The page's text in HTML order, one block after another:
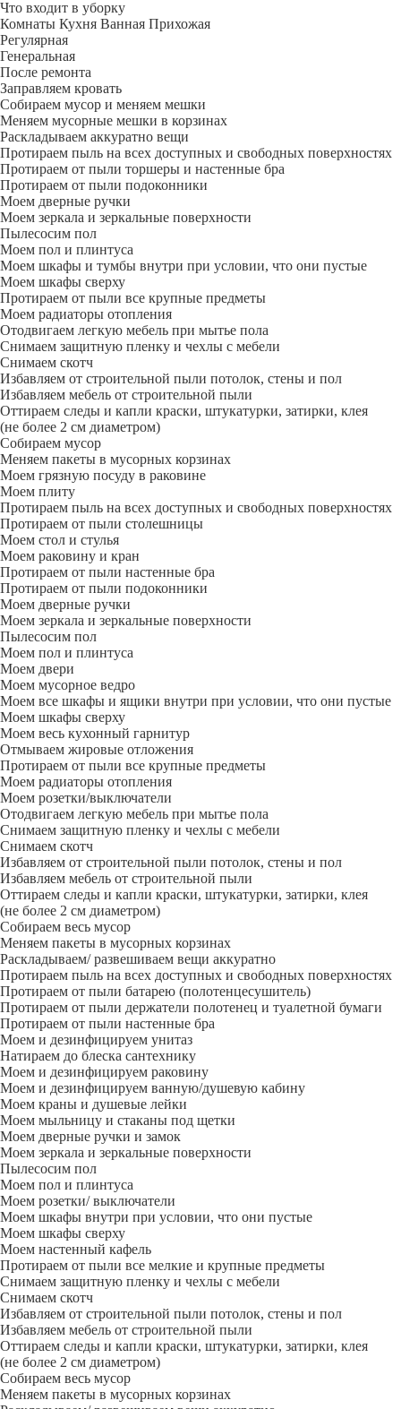
Что входит в уборку
Регу­лярная
Гене­ральная
После ремонта
Заправляем кровать
Собираем мусор и меняем мешки
Меняем мусорные мешки в корзинах
Раскладываем аккуратно вещи
Протираем пыль на всех доступных и свободных поверхностях
Протираем от пыли торшеры и настенные бра
Протираем от пыли подоконники
Моем дверные ручки
Моем зеркала и зеркальные поверхности
Пылесосим пол
Моем пол и плинтуса
Моем шкафы и тумбы внутри при условии, что они пустые
Моем шкафы сверху
Протираем от пыли все крупные предметы
Моем радиаторы отопления
Отодвигаем легкую мебель при мытье пола
Снимаем защитную пленку и чехлы с мебели
Снимаем скотч
Избавляем от строительной пыли потолок, стены и пол
Избавляем мебель от строительной пыли
Оттираем следы и капли краски, штукатурки, затирки, клея
(не более 2 см диаметром)
Собираем мусор
Меняем пакеты в мусорных корзинах
Моем грязную посуду в раковине
Моем плиту
Протираем пыль на всех доступных и свободных поверхностях
Протираем от пыли столешницы
Моем стол и стулья
Моем раковину и кран
Протираем от пыли настенные бра
Протираем от пыли подоконники
Моем дверные ручки
Моем зеркала и зеркальные поверхности
Пылесосим пол
Моем пол и плинтуса
Моем двери
Моем мусорное ведро
Моем все шкафы и ящики внутри при условии, что они пустые
Моем шкафы сверху
Моем весь кухонный гарнитур
Отмываем жировые отложения
Протираем от пыли все крупные предметы
Моем радиаторы отопления
Моем розетки/выключатели
Отодвигаем легкую мебель при мытье пола
Снимаем защитную пленку и чехлы с мебели
Снимаем скотч
Избавляем от строительной пыли потолок, стены и пол
Избавляем мебель от строительной пыли
Оттираем следы и капли краски, штукатурки, затирки, клея
(не более 2 см диаметром)
Собираем весь мусор
Меняем пакеты в мусорных корзинах
Раскладываем/ развешиваем вещи аккуратно
Протираем пыль на всех доступных и свободных поверхностях
Протираем от пыли батарею (полотенцесушитель)
Протираем от пыли держатели полотенец и туалетной бумаги
Протираем от пыли настенные бра
Моем и дезинфицируем унитаз
Натираем до блеска сантехнику
Моем и дезинфицируем раковину
Моем и дезинфицируем ванную/душевую кабину
Моем краны и душевые лейки
Моем мыльницу и стаканы под щетки
Моем дверные ручки и замок
Моем зеркала и зеркальные поверхности
Пылесосим пол
Моем пол и плинтуса
Моем розетки/ выключатели
Моем шкафы внутри при условии, что они пустые
Моем шкафы сверху
Моем настенный кафель
Протираем от пыли все мелкие и крупные предметы
Снимаем защитную пленку и чехлы с мебели
Снимаем скотч
Избавляем от строительной пыли потолок, стены и пол
Избавляем мебель от строительной пыли
Оттираем следы и капли краски, штукатурки, затирки, клея
(не более 2 см диаметром)
Собираем весь мусор
Меняем пакеты в мусорных корзинах